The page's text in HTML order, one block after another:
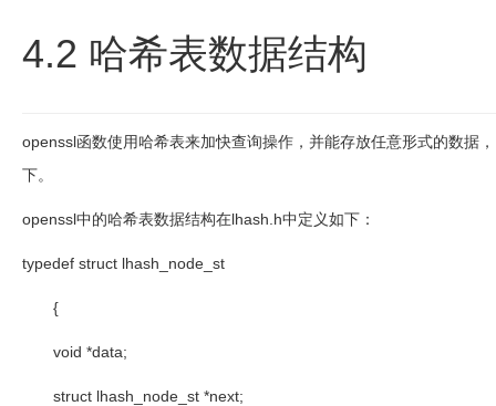
4.2 哈希表数据结构
openssl函数使用哈希表来加快查询操作，并能存放任意形式的数据
下。
openssl中的哈希表数据结构在lhash.h中定义如下：
typedef struct lhash_node_st
{
void *data;
struct lhash_node_st *next;